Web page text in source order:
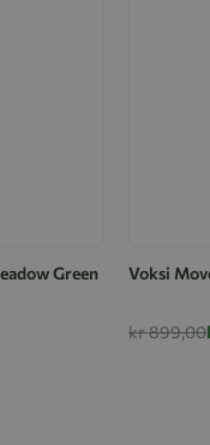
Green Voksi
kr 899,00